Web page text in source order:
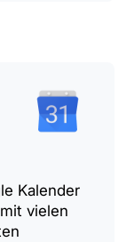
Kalender
vielen